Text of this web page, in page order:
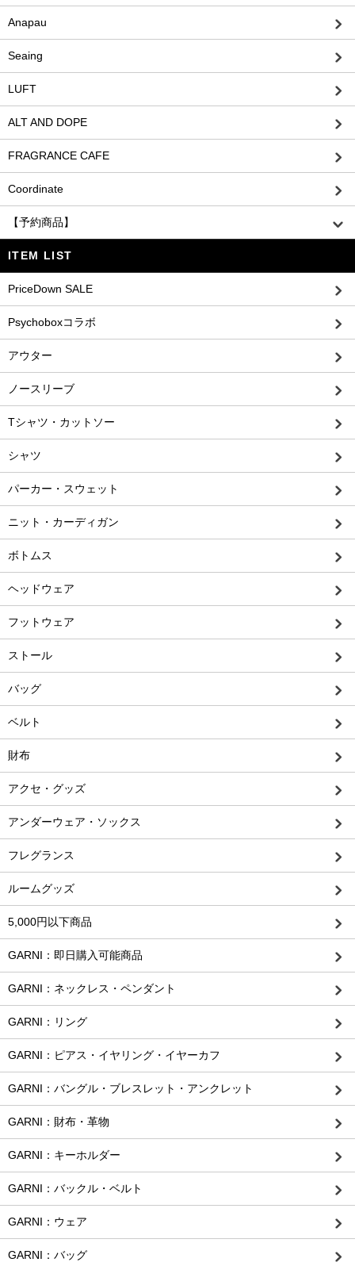
Anapau
Seaing
LUFT
ALT AND DOPE
FRAGRANCE CAFE
Coordinate
【予約商品】
ITEM LIST
PriceDown SALE
Psychoboxコラボ
アウター
ノースリーブ
Tシャツ・カットソー
シャツ
パーカー・スウェット
ニット・カーディガン
ボトムス
ヘッドウェア
フットウェア
ストール
バッグ
ベルト
財布
アクセ・グッズ
アンダーウェア・ソックス
フレグランス
ルームグッズ
5,000円以下商品
GARNI：即日購入可能商品
GARNI：ネックレス・ペンダント
GARNI：リング
GARNI：ピアス・イヤリング・イヤーカフ
GARNI：バングル・ブレスレット・アンクレット
GARNI：財布・革物
GARNI：キーホルダー
GARNI：バックル・ベルト
GARNI：ウェア
GARNI：バッグ